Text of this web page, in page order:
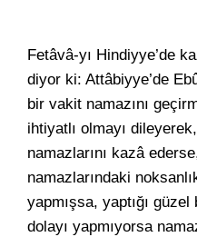
Fetâvâ-yı Hindiyye’de
diyor ki: Attâbiyye’de
bir vakit namazını
ihtiyatlı olmayı
namazlarını kazâ
namazlarındaki
yapmışsa, yaptığı
dolayı yapmıyorsa